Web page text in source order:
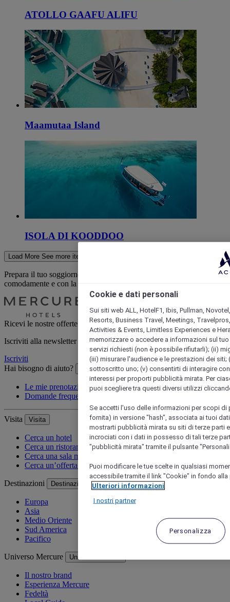
ATOLLO GAAFU ALIFU
Maamutaa Island
ISOLA DI KOODDOO
Load More See more items
Prepara il tuo soggiorno
comodamente e con la massima sicurezza quando prenoti la tua
Ricevi le nostre offerte esclusive
Iscriviti alla newsletter per ricevere le nostre ultime offerte
Iscriviti
Hai bisogno di aiuto?
Hai bisogno di aiuto?
Le mie prenotazioni
Domande frequenti
Visita Visita
Cerca un hotel
Cerca un ristorante
Cerca una sala meeting
Cerca un’offerta speciale
Destinazioni Destinazioni
Europa
Asia
Medio Oriente
Sud America
Pacifico
Universo Mercure Universo Mercure
Il nostro brand
Esperienza Mercure
Fedeltà
Cookie e dati personali
Sui siti web ALL, HotelF1, Ibis, Pullman,
Resorts, Business Travel, Meetings,
Activities & Events, Limitless Experiences e
memorizzare o accedere a informazioni sul
servizi richiesti (non è possibile rifiutarli); (ii)
(iii) misurare l'audience e le prestazioni dei
sottoscritto uno; (v) consentirti di interagire
interessi per proporti pubblicità mirata. Per
puoi scegliere tra questi diversi utilizzi
Se accetti l'uso delle informazioni per scopi di
fornita) in versione "hash", associata ai tuoi
mostrarti pubblicità mirata su siti di terze parti
incrociati con i dati in possesso di tali terze
"pubblicità mirata" tramite il pulsante
Puoi modificare le tue scelte in qualsiasi
accessibile tramite il link "Cookie" in fondo alla
Ulteriori informazioni
I nostri partner
Personalizza